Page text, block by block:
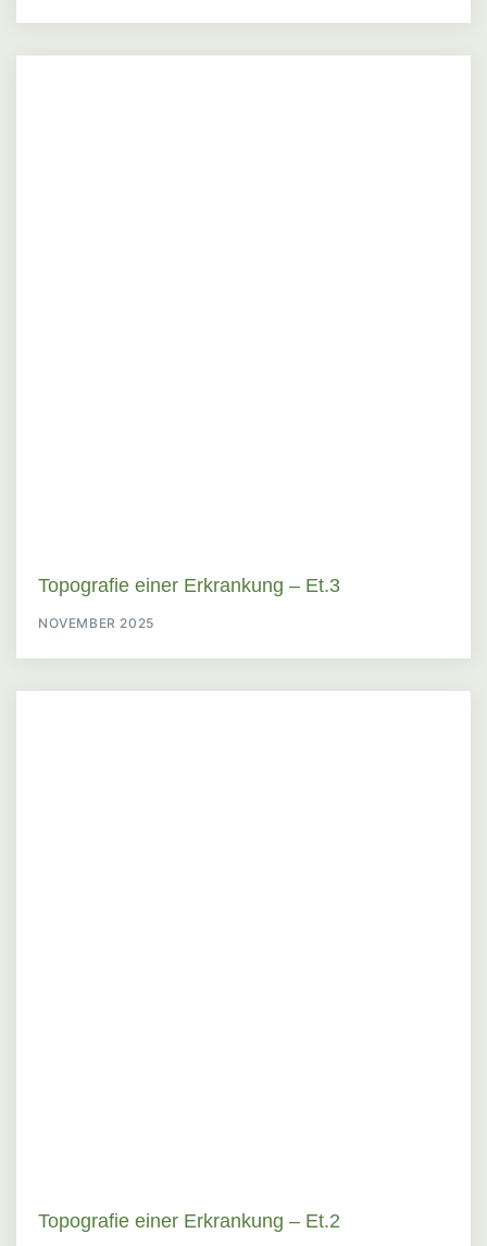
Topografie einer Erkrankung – Et.3
NOVEMBER 2025
Topografie einer Erkrankung – Et.2